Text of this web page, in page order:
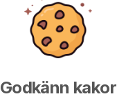
Ingen spelarstatistik inlagd
Godkänn kakor